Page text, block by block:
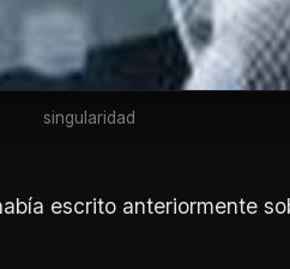
singularidad
escrito anteriormente